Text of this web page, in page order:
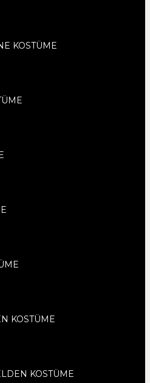
KOSTÜME
KOSTÜME
KOSTÜME